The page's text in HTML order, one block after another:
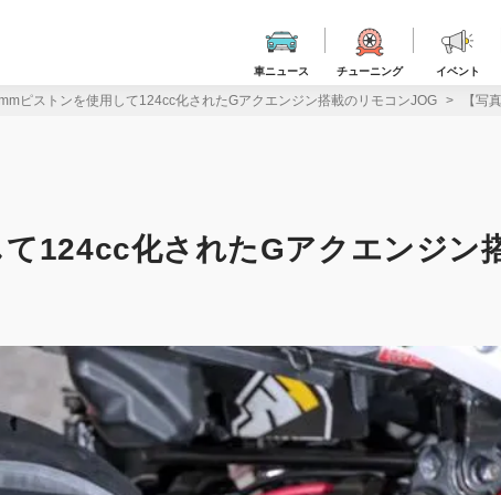
車ニュース チューニング イベント
ピストンを使用して124cc化されたGアクエンジン搭載のリモコンJOG 【写
124cc化されたGアクエンジン